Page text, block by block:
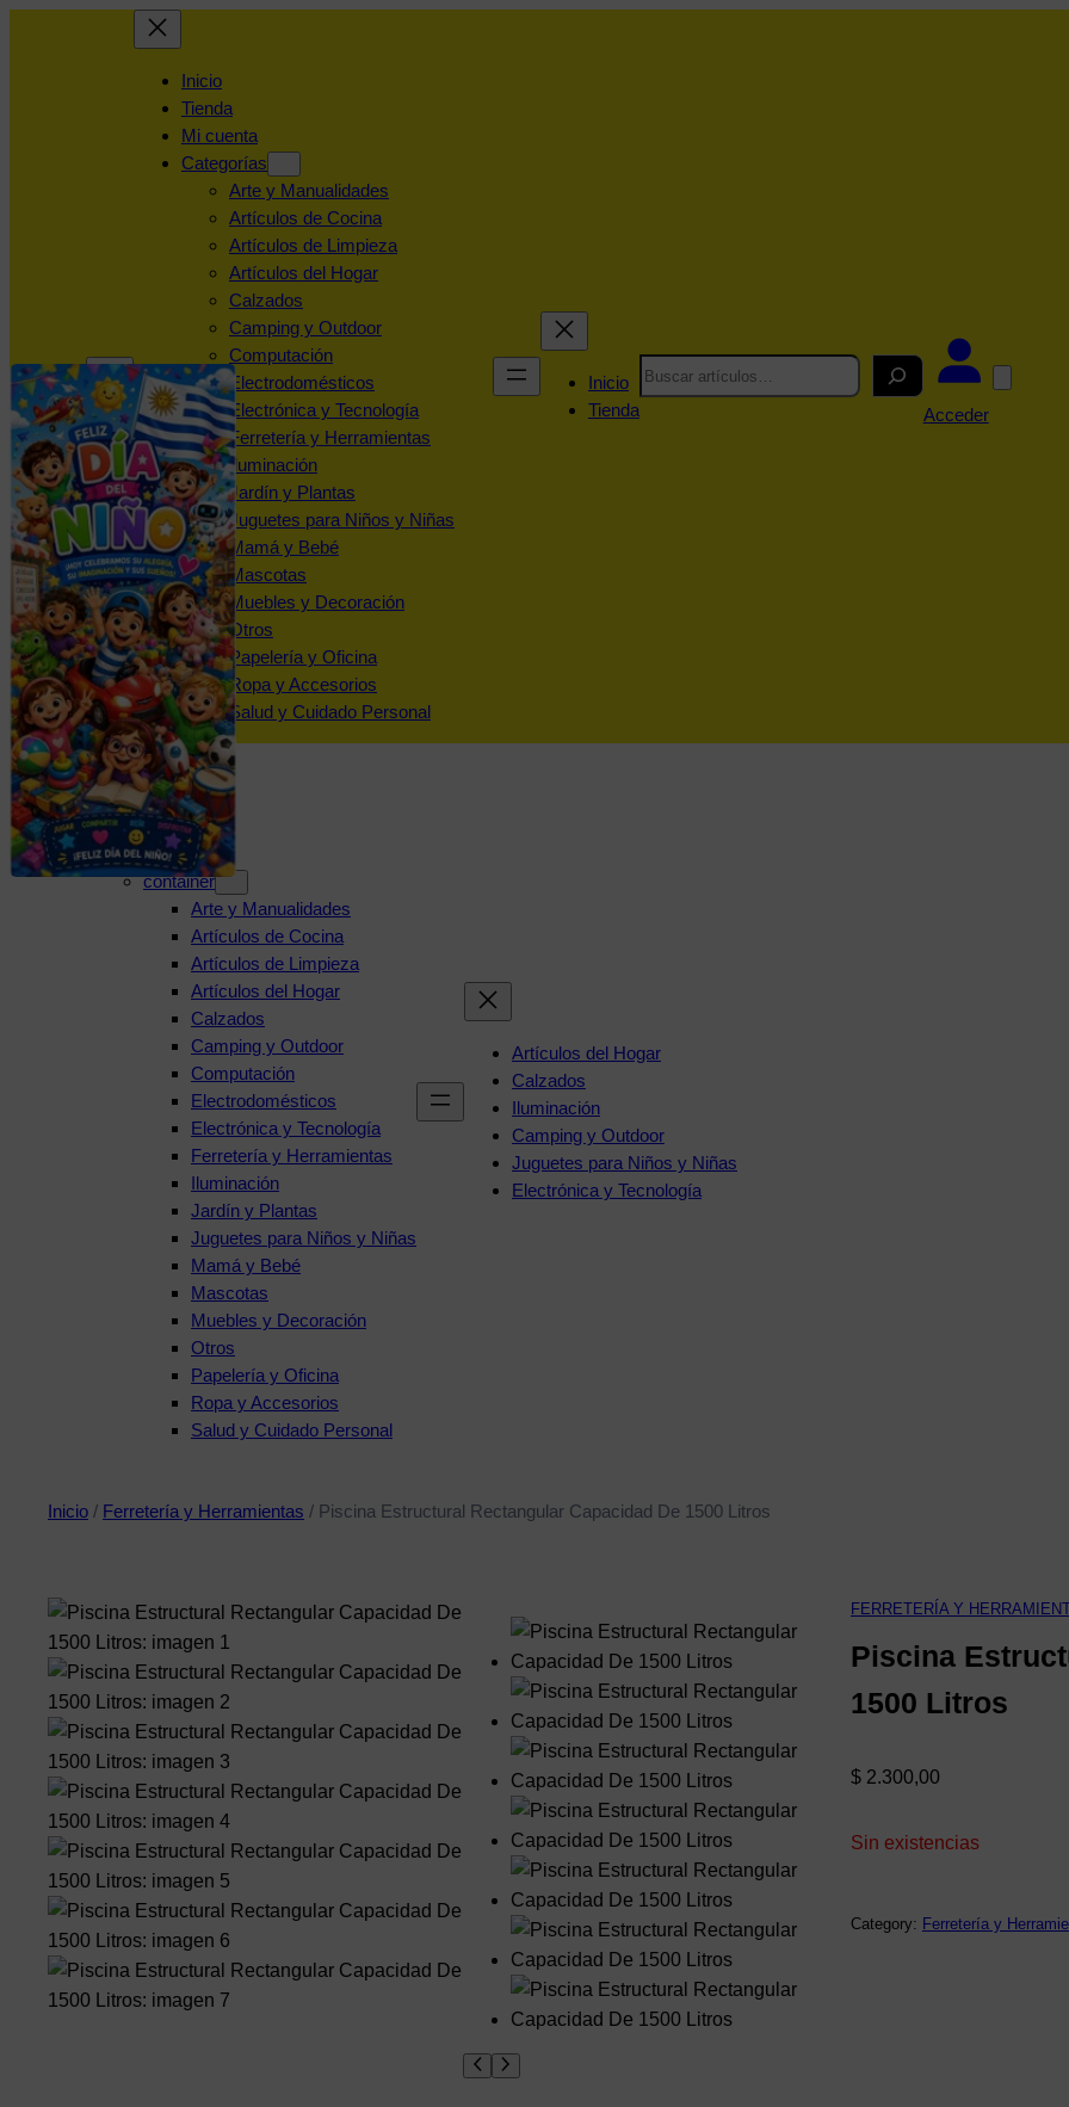
Inicio
Tienda
Mi cuenta
Categorías
Arte y Manualidades
Artículos de Cocina
Artículos de Limpieza
Artículos del Hogar
Calzados
Camping y Outdoor
Computación
Electrodomésticos
Electrónica y Tecnología
Ferretería y Herramientas
Iluminación
Jardín y Plantas
Juguetes para Niños y Niñas
Mamá y Bebé
Mascotas
Muebles y Decoración
Otros
Papelería y Oficina
Ropa y Accesorios
Salud y Cuidado Personal
Inicio
Tienda
Search
Acceder
Categorías
container
Arte y Manualidades
Artículos de Cocina
Artículos de Limpieza
Artículos del Hogar
Calzados
Camping y Outdoor
Computación
Electrodomésticos
Electrónica y Tecnología
Ferretería y Herramientas
Iluminación
Jardín y Plantas
Juguetes para Niños y Niñas
Mamá y Bebé
Mascotas
Muebles y Decoración
Otros
Papelería y Oficina
Ropa y Accesorios
Salud y Cuidado Personal
Artículos del Hogar
Calzados
Iluminación
Camping y Outdoor
Juguetes para Niños y Niñas
Electrónica y Tecnología
Inicio / Ferretería y Herramientas / Piscina Estructural Rectangular Capacidad De 1500 Litros
FERRETERÍA Y
Piscina
1500 Litros
$2.300,00
Sin existencias
Category: Ferretería y